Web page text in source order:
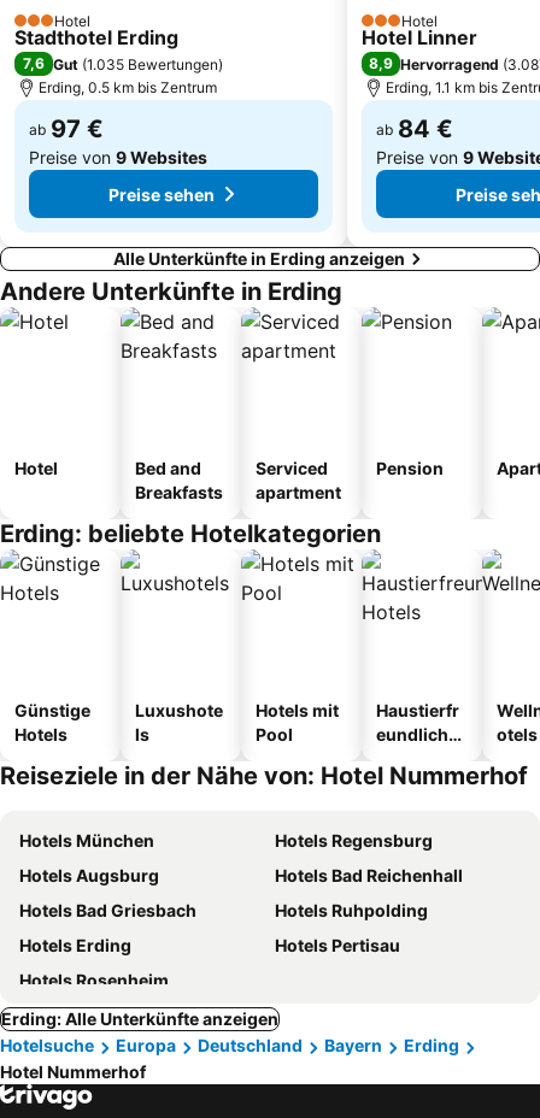
Freimann
Königsplatz
Messestadt-Ost Metro Station
Ramersdorf-Perlach
Ludwigsvorstadt-Isarvorstadt
Neuperlach Süd Metro Station
Münchener Hofbräuhaus
3 Sterne
Hotel
Stadthotel Erding
7,6 Gut (1.035 Bewertungen)
Erding, 0.5 km bis Zentrum
ab 97 €
Preise von 9 Websites
Preise sehen
3 Sterne
Hotel
Hotel Linner
8,9 Hervorragend (
Erding, 1.1 km bis
ab 84 €
Preise von 9
Preise
Alle Unterkünfte in Erding anzeigen
Andere Unterkünfte in Erding
Hotel
Bed and
Breakfasts
Serviced
apartment
Pension
Erding: beliebte Hotelkategorien
Günstige
Hotels
Luxushote
ls
Hotels mit
Pool
Haustierfr
eundliche
otels
Reiseziele in der Nähe von: Hotel Nummerhof
Hotels München
Hotels Regensburg
Hotels Augsburg
Hotels Bad Reichenhall
Hotels Bad Griesbach
Hotels Ruhpolding
Hotels Erding
Hotels Pertisau
Hotels Rosenheim
Erding: Alle Unterkünfte anzeigen
Hotelsuche
Europa Deutschland Bayern
Erding
Hotel Nummerhof